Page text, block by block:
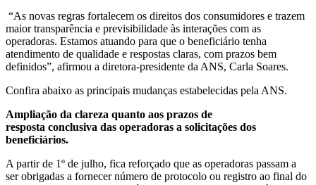
“As novas regras fortalecem os direitos dos consumidores e trazem
maior transparência e previsibilidade às interações com as
operadoras. Estamos atuando para que o beneficiário tenha
atendimento de qualidade e respostas claras, com prazos bem
definidos”, afirmou a diretora-presidente da ANS, Carla Soares.
Confira abaixo as principais mudanças estabelecidas pela ANS.
Ampliação da clareza quanto aos prazos de
resposta conclusiva das operadoras a solicitações dos
beneficiários.
A partir de 1º de julho, fica reforçado que as operadoras passam a
ser obrigadas a fornecer número de protocolo ou registro ao final do